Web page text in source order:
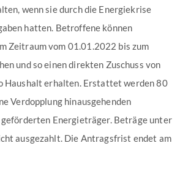
wenn sie durch die Energiekrise
hatten. Betroffene können
Zeitraum vom 01.01.2022 bis zum
und so einen direkten Zuschuss von
Haushalt erhalten. Erstattet werden 80
Verdopplung hinausgehenden
Energieträger. Beträge unter
ausgezahlt. Die Antragsfrist endet am